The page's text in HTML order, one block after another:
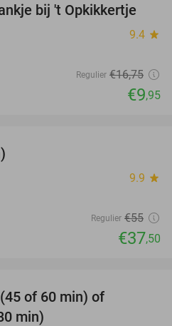
41%
bij 't Opkikkertje
9.4 star
Regulier €16,75
€9,95
9.9 star
Regulier €55
€37,50
of 60 min) of
min)